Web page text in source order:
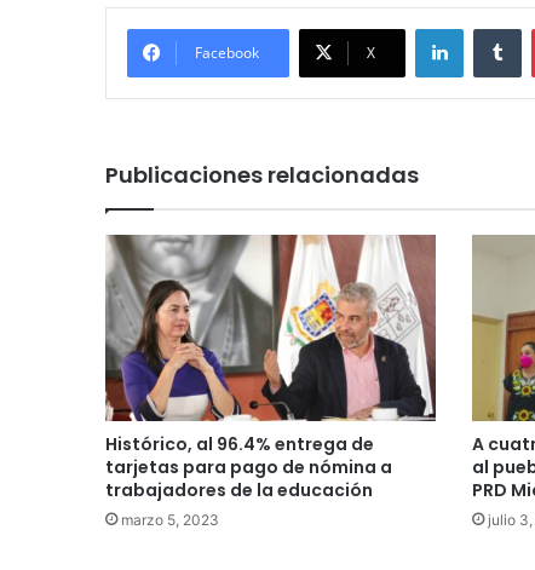
Facebook X
LinkedIn
Publicaciones relacionadas
Histórico, al 96.4% entrega de
tarjetas para pago de nómina a
trabajadores de la educación
marzo 5, 2023
A
al
PRD
julio